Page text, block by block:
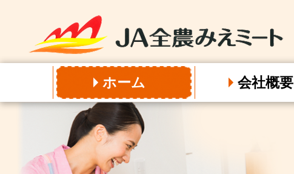
ホーム 会社概要